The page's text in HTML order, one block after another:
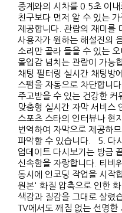
중계와의 시차를 0.5초 이
친구보다 먼저 알 수 있는
제공합니다. 관람의 재미를
사용자가 원하는 해설진의
소리만 골라 들을 수 있는
몰입감 넘치는 관람이 가능
채팅 필터링 실시간 채팅방
스팸을 자동으로 차단합니
주고받을 수 있는 건강한 커
맞춤형 실시간 자막 서비스
스포츠 스타의 인터뷰나 현
번역하여 자막으로 제공하
파악할 수 있습니다. 5. 다
업데이트 다시보기는 방금
신속함을 자랑합니다. 티비
동시에 인코딩 작업을 시작
원본' 화질 압축으로 인한
색감과 질감을 그대로 살렸
TV에서도 깨짐 없는 선명한